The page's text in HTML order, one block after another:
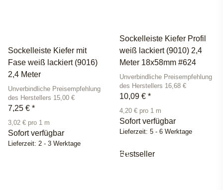
Sockelleiste Kiefer mit
Fase weiß lackiert (9016)
2,4 Meter
Unverbindliche Preisempfehlung
des Herstellers 15,00 €
7,25 € *
3,02 € pro 1 m
Sofort verfügbar
Lieferzeit: 2 - 3 Werktage
Sockelleiste Kiefer Profil
weiß lackiert (9010) 2,4
Meter 18x58mm #624
Unverbindliche Preisempfehlung
des Herstellers 16,68 €
10,09 € *
4,20 € pro 1 m
Sofort verfügbar
Lieferzeit: 5 - 6 Werktage
Bestseller